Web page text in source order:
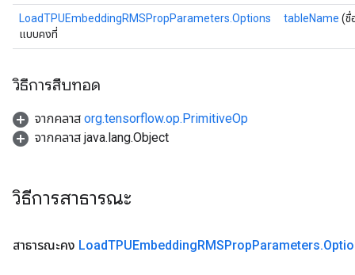
LoadTPUEmbeddingRMSPropParameters.Options
แบบคงที่
tableName (ชื่
วิธีการสืบทอด
จากคลาส org.tensorflow.op.PrimitiveOp
จากคลาส java.lang.Object
วิธีการสาธารณะ
สาธารณะคง LoadTPUEmbeddingRMSPropParameters.